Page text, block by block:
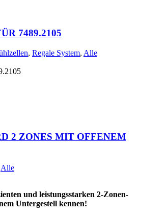
7489.2105
, Regale System, Alle
2 ZONES MIT OFFENEM
Alle
und leistungsstarken 2-Zonen-
Untergestell kennen!